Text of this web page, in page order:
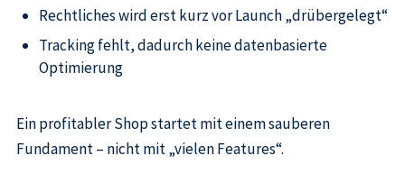
Rechtliches wird erst kurz vor Launch „drübergelegt“
Tracking fehlt, dadurch keine datenbasierte
Optimierung
Ein profitabler Shop startet mit einem sauberen
Fundament – nicht mit „vielen Features“.